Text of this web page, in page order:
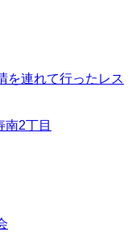
を連れて行ったレス
南2丁目